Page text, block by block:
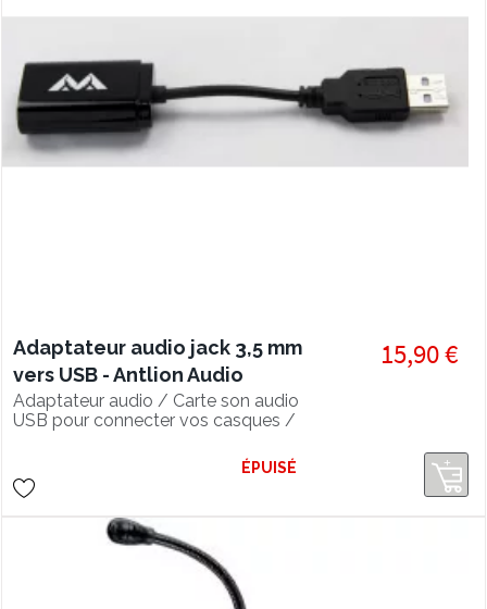
Adaptateur audio jack 3,5 mm
vers USB - Antlion Audio
Adaptateur audio / Carte son audio
USB pour connecter vos casques /
15,90 €
ÉPUISÉ